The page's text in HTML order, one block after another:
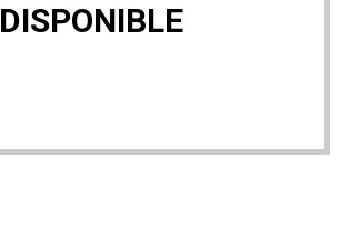
DISPONIBLE